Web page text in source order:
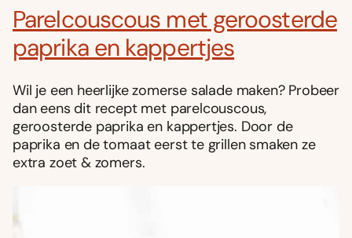
Parelcouscous met geroosterde
paprika en kappertjes
Wil je een heerlijke zomerse salade maken? Probeer
dan eens dit recept met parelcouscous,
geroosterde paprika en kappertjes. Door de
paprika en de tomaat eerst te grillen smaken ze
extra zoet & zomers.